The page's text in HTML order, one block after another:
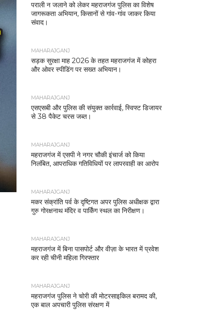
पराली न जलाने को लेकर महराजगंज पुलिस का विशेष
जागरूकता अभियान, किसानों से गांव-गांव जाकर किया
संवाद।
MAHARAJGANJ
सड़क सुरक्षा माह 2026 के तहत महराजगंज में कोहरा
और ओवर स्पीडिंग पर सख्त अभियान।
MAHARAJGANJ
एसएसबी और पुलिस की संयुक्त कार्रवाई, स्विफ्ट डिजायर
से 38 पैकेट चरस जब्त।
MAHARAJGANJ
महराजगंज में एसपी ने नगर चौकी इंचार्ज को किया
निलंबित, आपराधिक गतिविधियों पर लापरवाही का आरोप
MAHARAJGANJ
मकर संक्रांति पर्व के दृष्टिगत अपर पुलिस अधीक्षक द्वारा
गुरु गोरक्षनाथ मंदिर व पार्किंग स्थल का निरीक्षण।
MAHARAJGANJ
महराजगंज में बिना पासपोर्ट और वीज़ा के भारत में प्रवेश
कर रही चीनी महिला गिरफ्तार
MAHARAJGANJ
महराजगंज पुलिस ने चोरी की मोटरसाइकिल बरामद की,
एक बाल अपचारी पुलिस संरक्षण में